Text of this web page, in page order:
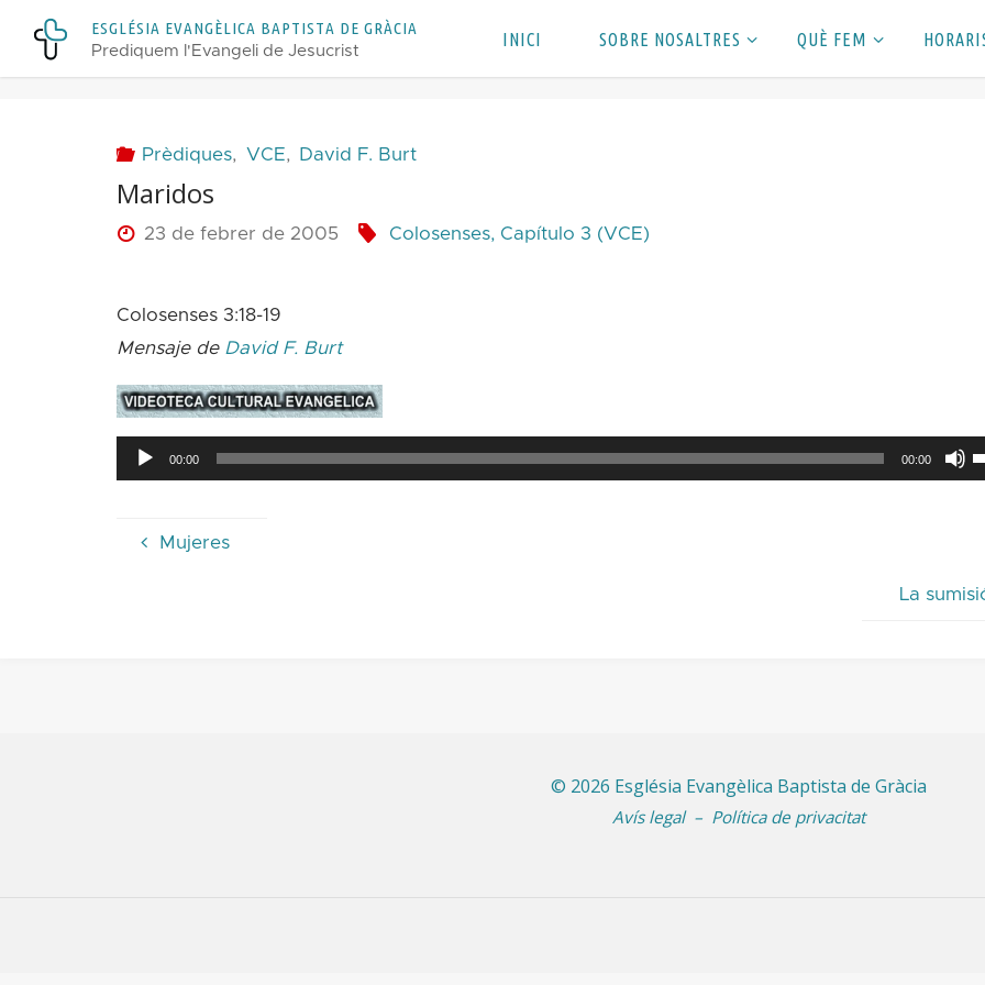
content
ESGLÉSIA EVANGÈLICA BAPTISTA DE GRÀCIA
Prediquem l'Evangeli de Jesucrist
INICI SOBRE NOSALTRES QUÈ FEM
Prèdiques, VCE, David F. Burt
Maridos
23 de febrer de 2005 Colosenses, Capítulo 3 (VCE)
Colosenses 3:18-19
Mensaje de David F. Burt
Reproductor
d'àudio
00:00 00:00
Mujeres
La
© 2026 Església Evangèlica Baptista de Gràcia
Avís legal– Política de privacitat